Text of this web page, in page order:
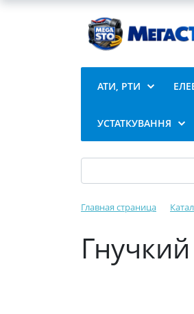
АТИ, РТИ
УСТАТКУВАННЯ
Главная страница